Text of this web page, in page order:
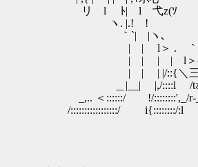
リ l ﾄ| l 弋z(ｿ 弋z(ｿ,
ヽ. |.! ! , ! ! ! さ
｀`| |ヽ､
| | l＞ . ｀ ´ ,.
| | | | l＞-＜
| | | |/::{＼三 ／l
＿|__| |,/::::l /tｫﾄ /
_,.. ＜::::::/ !/::::::::',_/r-_
/:::::::::::::::::/ i{::::::::/:l ＿